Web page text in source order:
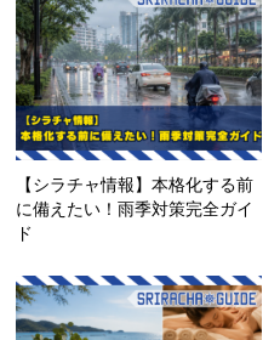
【シラチャ情報】本格化する前
に備えたい！雨季対策完全ガイ
ド